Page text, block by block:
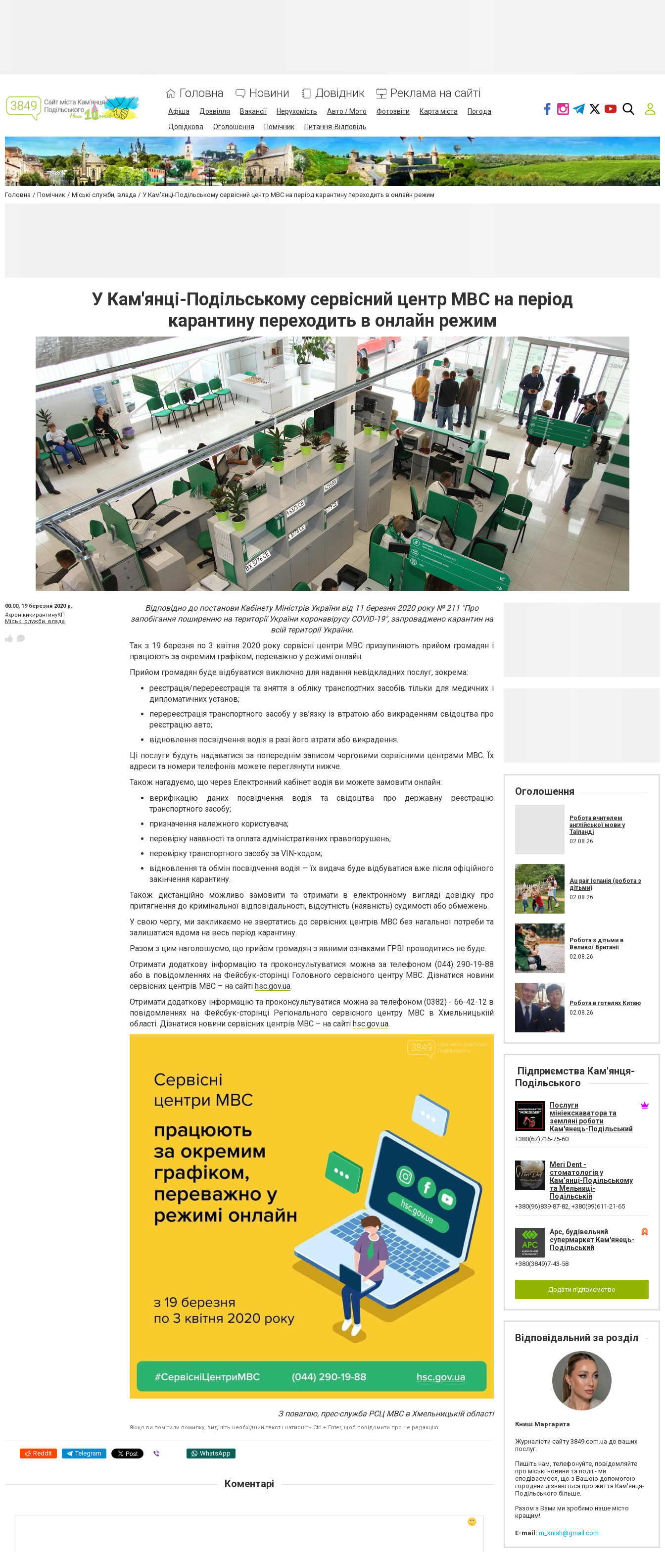
Головна Новини Довідник Реклама на сайті
Афіша Дозвілля Вакансії Нерухомість Авто / Мото Фотозвіти Карта міста
Погода
Довідкова
Оголошення Помічник Питання-Відповідь
Головна Помічник Міські служби, влада У Кам'янці-Подільському сервісний центр МВС на період карантину переходить в онлайн режим
У Кам'янці-Подільському сервісний центр МВС на період
карантину переходить в онлайн режим
00:00, 19 березня 2020 р.
#хронікикирантинуКП
Міські служби, влада
Відповідно до постанови Кабінету Міністрів України від 11 березня 2020 року № 211 "Про
запобігання поширенню на території України коронавірусу COVID-19", запроваджено карантин на
всій території України.
Так з 19 березня по 3 квітня 2020 року сервісні центри МВС призупиняють прийом громадян і
працюють за окремим графіком, переважно у режимі онлайн.
Прийом громадян буде відбуватися виключно для надання невідкладних послуг, зокрема:
реєстрація/перереєстрація та зняття з обліку транспортних засобів тільки для медичних і
дипломатичних установ;
перереєстрація транспортного засобу у зв’язку із втратою або викраденням свідоцтва про
реєстрацію авто;
відновлення посвідчення водія в разі його втрати або викрадення.
Ці послуги будуть надаватися за попереднім записом черговими сервісними центрами МВС. Їх
адреси та номери телефонів можете переглянути нижче.
Також нагадуємо, що через Електронний кабінет водія ви можете замовити онлайн:
верифікацію даних посвідчення водія та свідоцтва про державну реєстрацію
транспортного засобу;
призначення належного користувача;
перевірку наявності та оплата адміністративних правопорушень;
перевірку транспортного засобу за VIN-кодом;
відновлення та обмін посвідчення водія — їх видача буде відбуватися вже після офіційного
закінчення карантину.
Також дистанційно можливо замовити та отримати в електронному вигляді довідку про
притягнення до кримінальної відповідальності, відсутність (наявність) судимості або обмежень.
У свою чергу, ми закликаємо не звертатись до сервісних центрів МВС без нагальної потреби та
залишатися вдома на весь період карантину.
Разом з цим наголошуємо, що прийом громадян з явними ознаками ГРВІ проводитись не буде.
Отримати додаткову інформацію та проконсультуватися можна за телефоном (044) 290-19-88
або в повідомленнях на Фейсбук-сторінці Головного сервісного центру МВС. Дізнатися новини
сервісних центрів MBC – на сайті hsc.gov.ua.
Отримати додаткову інформацію та проконсультуватися можна за телефоном (0382) - 66-42-12 в
повідомленнях на Фейсбук-сторінці Регіонального сервісного центру МВС в Хмельницькіій
області. Дізнатися новини сервісних центрів MBC – на сайті hsc.gov.ua.
З повагою, прес-служба РСЦ МВС в Хмельницькій області
Якщо ви помітили помилку, виділіть необхідний текст і натисніть Ctrl + Enter, щоб повідомити про це редакцію
Reddit Telegram WhatsApp
Коментарі
Оголошення
Робота вчителем
англійської мови у
Таїланді
02.08.26
Au pair Іспанія (робота з
дітьми)
02.08.26
Робота з дітьми в
Великої Британії
02.08.26
Робота в готелях Китаю
02.08.26
Підприємства Кам'янця-
Подільського
Послуги
мініекскаватора та
земляні роботи
Кам'янець-Подільський
+380(67)716-75-60
Meri Dent -
стоматологія у
Кам’янці-Подільському
та Мельниці-
Подільській
+380(96)839-87-82, +380(99)611-21-65
Арс, будівельний
супермаркет Кам'янець-
Подільський
+380(3849)7-43-58
Додати підприємство
Відповідальний за розділ
Книш Маргарита
Журналісти сайту 3849.com.ua до ваших
послуг.
Пишіть нам, телефонуйте, повідомляйте
про міські новини та події - ми
сподіваємося, що з Вашою допомогою
городяни дізнаються про життя Кам'янця-
Подільського більше.
Разом з Вами ми зробимо наше місто
кращим!
E-mail: m_knish@gmail.com